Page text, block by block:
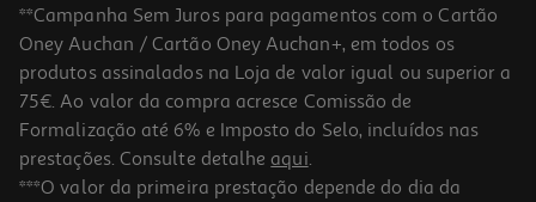
4.3
Bebida Soja Auchan Natural Bio 1l
**Campanha Sem Juros para pagamentos com o Cartão
Oney Auchan / Cartão Oney Auchan+, em todos os
produtos assinalados na Loja de valor igual ou superior a
75€. Ao valor da compra acresce Comissão de
Formalização até 6% e Imposto do Selo, incluídos nas
prestações. Consulte detalhe aqui.
***O valor da primeira prestação depende do dia da